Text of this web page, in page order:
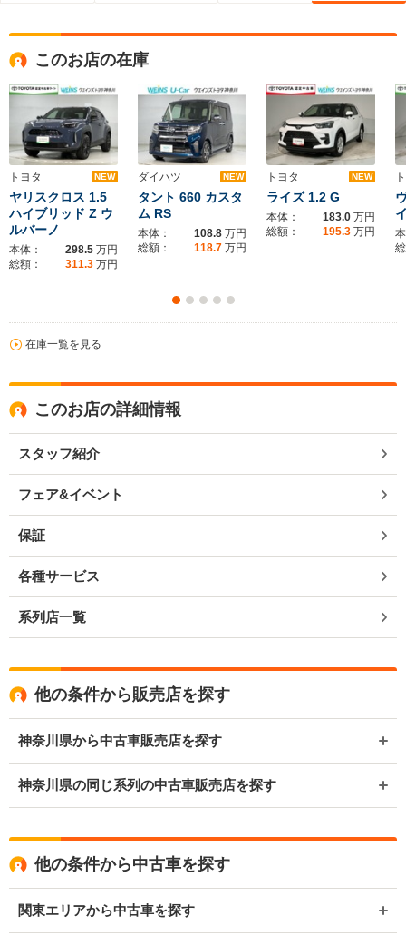
このお店の在庫
トヨタ NEW
ヤリスクロス 1.5
ハイブリッド Z ウ
ルバーノ
本体： 298.5 万円
総額：
311.3 万円
ダイハツ NEW
タント 660 カスタ
ム RS
本体： 108.8 万円
総額：
118.7 万円
トヨタ NEW
ライズ 1.2 G
本体： 183.0 万円
総額：
195.3 万円
在庫一覧を見る
このお店の詳細情報
スタッフ紹介
フェア&イベント
保証
各種サービス
系列店一覧
他の条件から販売店を探す
神奈川県から中古車販売店を探す
神奈川県の同じ系列の中古車販売店を探す
他の条件から中古車を探す
関東エリアから中古車を探す